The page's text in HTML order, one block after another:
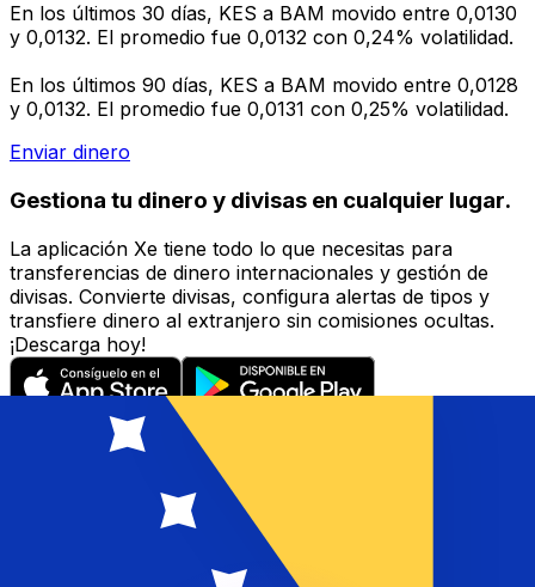
En los últimos 30 días, KES a BAM movido entre 0,0130
y 0,0132. El promedio fue 0,0132 con 0,24% volatilidad.
En los últimos 90 días, KES a BAM movido entre 0,0128
y 0,0132. El promedio fue 0,0131 con 0,25% volatilidad.
Enviar dinero
Gestiona tu dinero y divisas en cualquier lugar.
La aplicación Xe tiene todo lo que necesitas para
transferencias de dinero internacionales y gestión de
divisas. Convierte divisas, configura alertas de tipos y
transfiere dinero al extranjero sin comisiones ocultas.
¡Descarga hoy!